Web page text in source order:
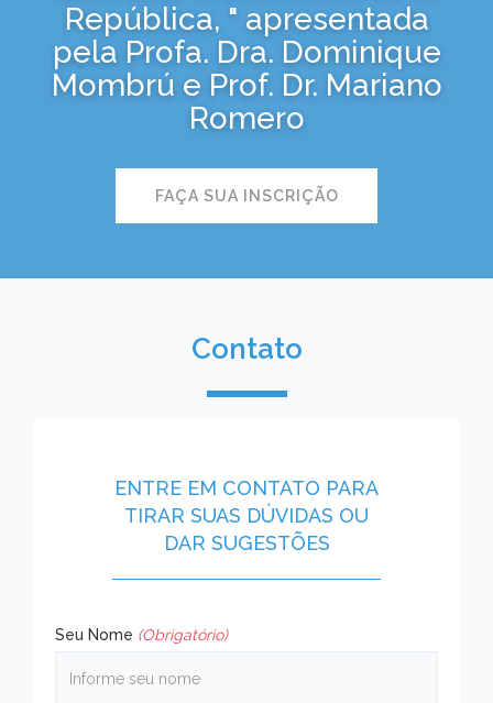
República, " apresentada
pela Profa. Dra. Dominique
Mombrú e Prof. Dr. Mariano
Romero
FAÇA SUA INSCRIÇÃO
Contato
ENTRE EM CONTATO PARA
TIRAR SUAS DÚVIDAS OU
DAR SUGESTÕES
Seu Nome (Obrigatório)